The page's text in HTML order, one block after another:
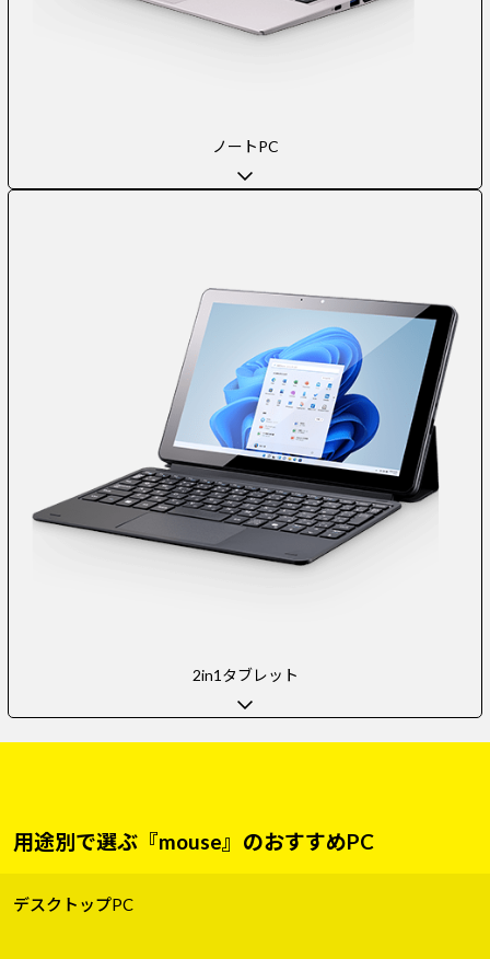
ノートPC
2in1タブレット
用途別で選ぶ『mouse』のおすすめPC
デスクトップPC